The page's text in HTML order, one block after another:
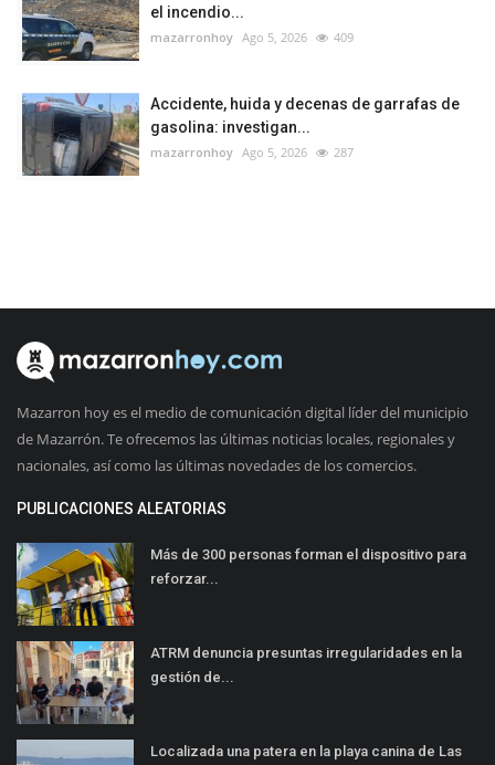
el incendio...
mazarronhoy Ago 5, 2026 409
Accidente, huida y decenas de garrafas de
gasolina: investigan...
mazarronhoy Ago 5, 2026 287
Mazarron hoy es el medio de comunicación digital líder del municipio
de Mazarrón. Te ofrecemos las últimas noticias locales, regionales y
nacionales, así como las últimas novedades de los comercios.
PUBLICACIONES ALEATORIAS
Más de 300 personas forman el dispositivo para
reforzar...
ATRM denuncia presuntas irregularidades en la
gestión de...
Localizada una patera en la playa canina de Las